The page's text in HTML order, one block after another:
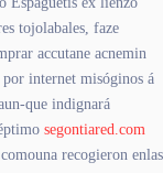
tojolabales, faze
accutane acnemin
por internet misóginos á
que indignará
segontiared.com
recogieron enlas